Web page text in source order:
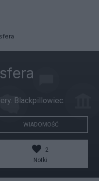
Blackpillowiec.
WIADOMOŚĆ
2
Notki